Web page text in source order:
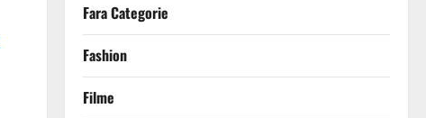
Fara Categorie
Fashion
Filme